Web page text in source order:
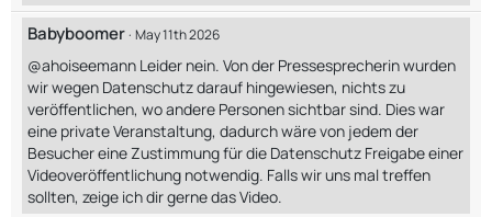
Babyboomer May 11th 2026
@ahoiseemann Leider nein. Von der Pressesprecherin wurden
wir wegen Datenschutz darauf hingewiesen, nichts zu
veröffentlichen, wo andere Personen sichtbar sind. Dies war
eine private Veranstaltung, dadurch wäre von jedem der
Besucher eine Zustimmung für die Datenschutz Freigabe einer
Videoveröffentlichung notwendig. Falls wir uns mal treffen
sollten, zeige ich dir gerne das Video.